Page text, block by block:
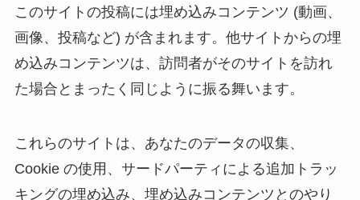
このサイトの投稿には埋め込みコンテンツ (動画、
画像、投稿など) が含まれます。他サイトからの埋
め込みコンテンツは、訪問者がそのサイトを訪れ
た場合とまったく同じように振る舞います。
これらのサイトは、あなたのデータの収集、
Cookie の使用、サードパーティによる追加トラッ
キングの埋め込み、埋め込みコンテンツとのやり